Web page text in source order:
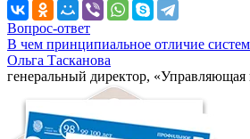
Вопрос-ответ
В чем принципиальное отличие
Ольга Тасканова
генеральный директор,